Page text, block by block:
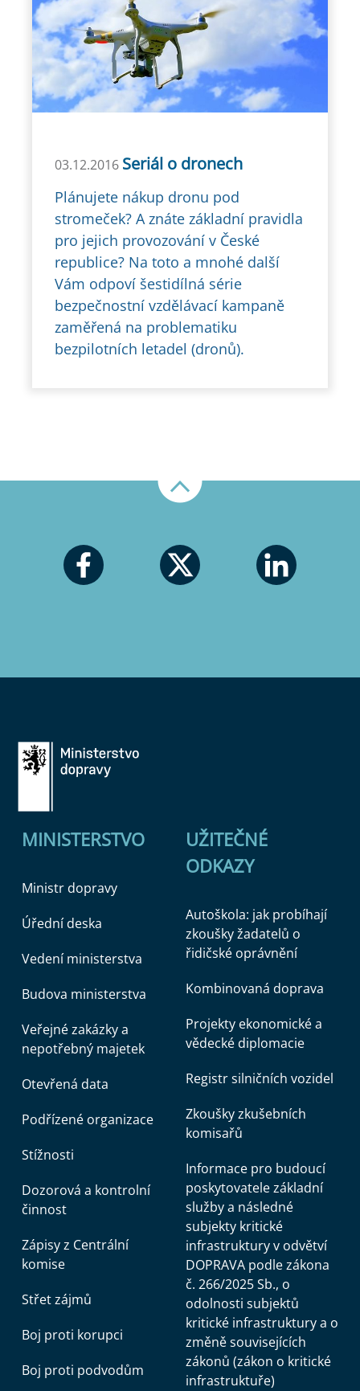
03.12.2016 Seriál o dronech
Plánujete nákup dronu pod
stromeček? A znáte základní pravidla
pro jejich provozování v České
republice? Na toto a mnohé další
Vám odpoví šestidílná série
bezpečnostní vzdělávací kampaně
zaměřená na problematiku
bezpilotních letadel (dronů).
MINISTERSTVO
Ministr dopravy
Úřední deska
Vedení ministerstva
Budova ministerstva
Veřejné zakázky a
nepotřebný majetek
Otevřená data
Podřízené organizace
Stížnosti
Dozorová a kontrolní
činnost
Zápisy z Centrální
komise
Střet zájmů
Boj proti korupci
Boj proti podvodům
UŽITEČNÉ
ODKAZY
Autoškola: jak probíhají
zkoušky žadatelů o
řidičské oprávnění
Kombinovaná doprava
Projekty ekonomické a
vědecké diplomacie
Registr silničních vozidel
Zkoušky zkušebních
komisařů
Informace pro budoucí
poskytovatele základní
služby a následné
subjekty kritické
infrastruktury v odvětví
DOPRAVA podle zákona
č. 266/2025 Sb., o
odolnosti subjektů
kritické infrastruktury a o
změně souvisejících
zákonů (zákon o kritické
infrastruktuře)